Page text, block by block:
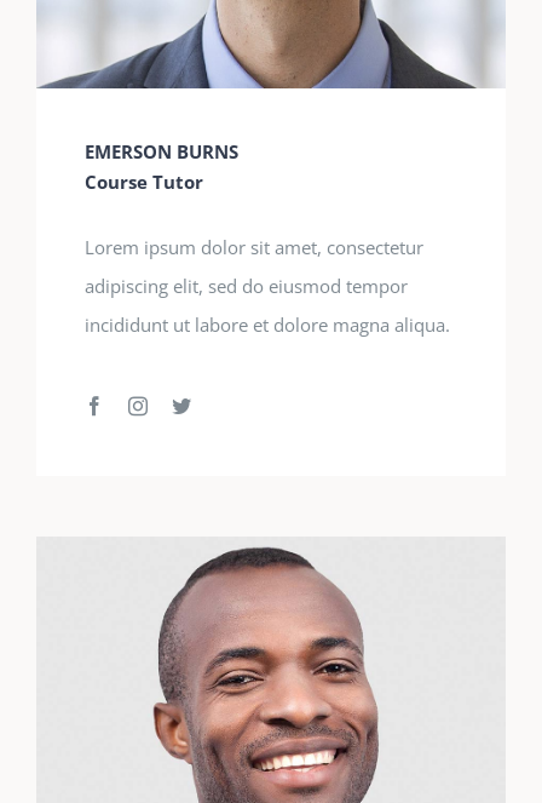
EMERSON BURNS
Course Tutor
Lorem ipsum dolor sit amet, consectetur
adipiscing elit, sed do eiusmod tempor
incididunt ut labore et dolore magna aliqua.